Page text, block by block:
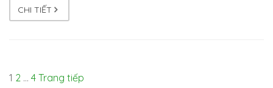
CHI TIẾT
1 2 … 4 Trang tiếp